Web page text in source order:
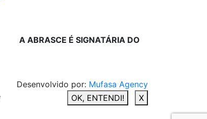
A ABRASCE É SIGNATÁRIA DO
Desenvolvido por: Mufasa Agency
OK, ENTENDI! X